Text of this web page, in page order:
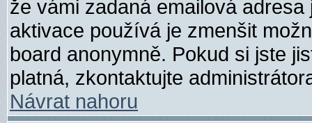
že vámi zadaná emailová
aktivace používá je zmenšit
board anonymně. Pokud si jste
platná, zkontaktujte
Návrat nahoru